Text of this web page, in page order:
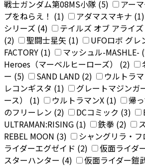
戦士ガンダム第08MS小隊 (5)
アー
プをねらえ！ (1)
アダマスマキナ (1)
シリーズ (4)
テイルズ オブ アライ
(2)
聖闘士星矢 (1) UFOロボ グレ
FACTORY (1)
マッシュル-MASHLE-
Heroes（マーベルヒーローズ） (2)
ー (5)
SAND LAND (2) ウルトラ
レコンギスタ (1)
グレートマジンガ
ース） (1)
ウルトラマンX (1)
帰
のフリーレン (2)
DCコミック (3)
ULTRAMAN:RISING (1)
鉄拳 (2)
REBEL MOON (3)
シャングリラ・
ライダーエグゼイド (2)
仮面ライダ
スターハンター (4)
仮面ライダー鎧